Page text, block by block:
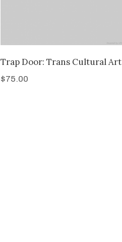
Trap Door: Trans Cultural Art
$75.00